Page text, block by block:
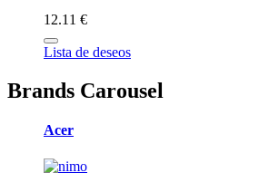
12.11 €
Lista de deseos
Brands Carousel
Acer